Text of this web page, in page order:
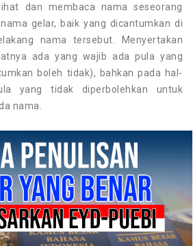
dan membaca nama seseorang
gelar, baik yang dicantumkan di
nama tersebut. Menyertakan
ada yang wajib ada pula yang
boleh tidak), bahkan pada hal-
yang tidak diperbolehkan untuk
nama.